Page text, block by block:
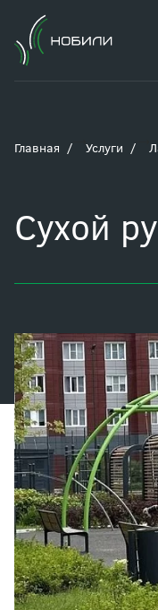
Главная Услуги
Сухой